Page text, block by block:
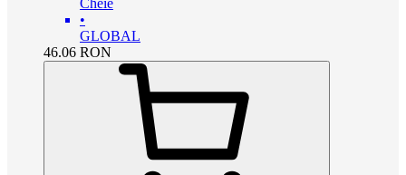
•
GLOBAL
46.06 RON